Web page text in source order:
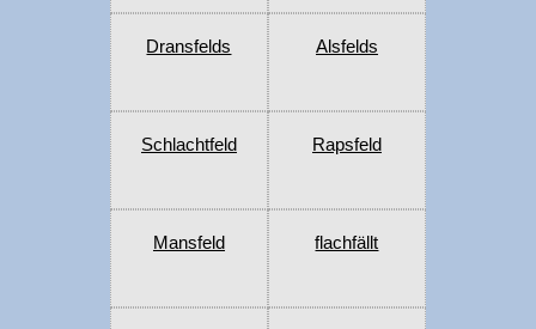
Dransfelds Alsfelds
Schlachtfeld Rapsfeld
Mansfeld flachfällt